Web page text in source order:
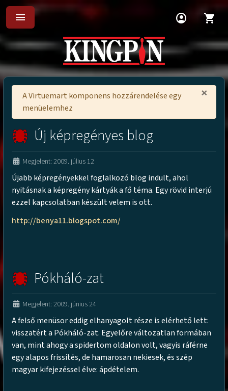
menu account_circle shopping_cart
×
A Virtuemart komponens hozzárendelése egy
menüelemhez
Új képregényes blog
Megjelent: 2009. július 12
Újabb képregényekkel foglalkozó blog indult, ahol
nyitásnak a képregény kártyák a fő téma. Egy rövid interjú
ezzel kapcsolatban készült velem is ott.
http://benya11.blogspot.com/
Pókháló-zat
Megjelent: 2009. június 24
A felső menüsor eddig elhanyagolt része is elérhető lett:
visszatért a Pókháló-zat. Egyelőre változatlan formában
van, mint ahogy a spidertom oldalon volt, vagyis ráférne
egy alapos frissítés, de hamarosan nekiesek, és szép
magyar kifejezéssel élve: ápdételem.